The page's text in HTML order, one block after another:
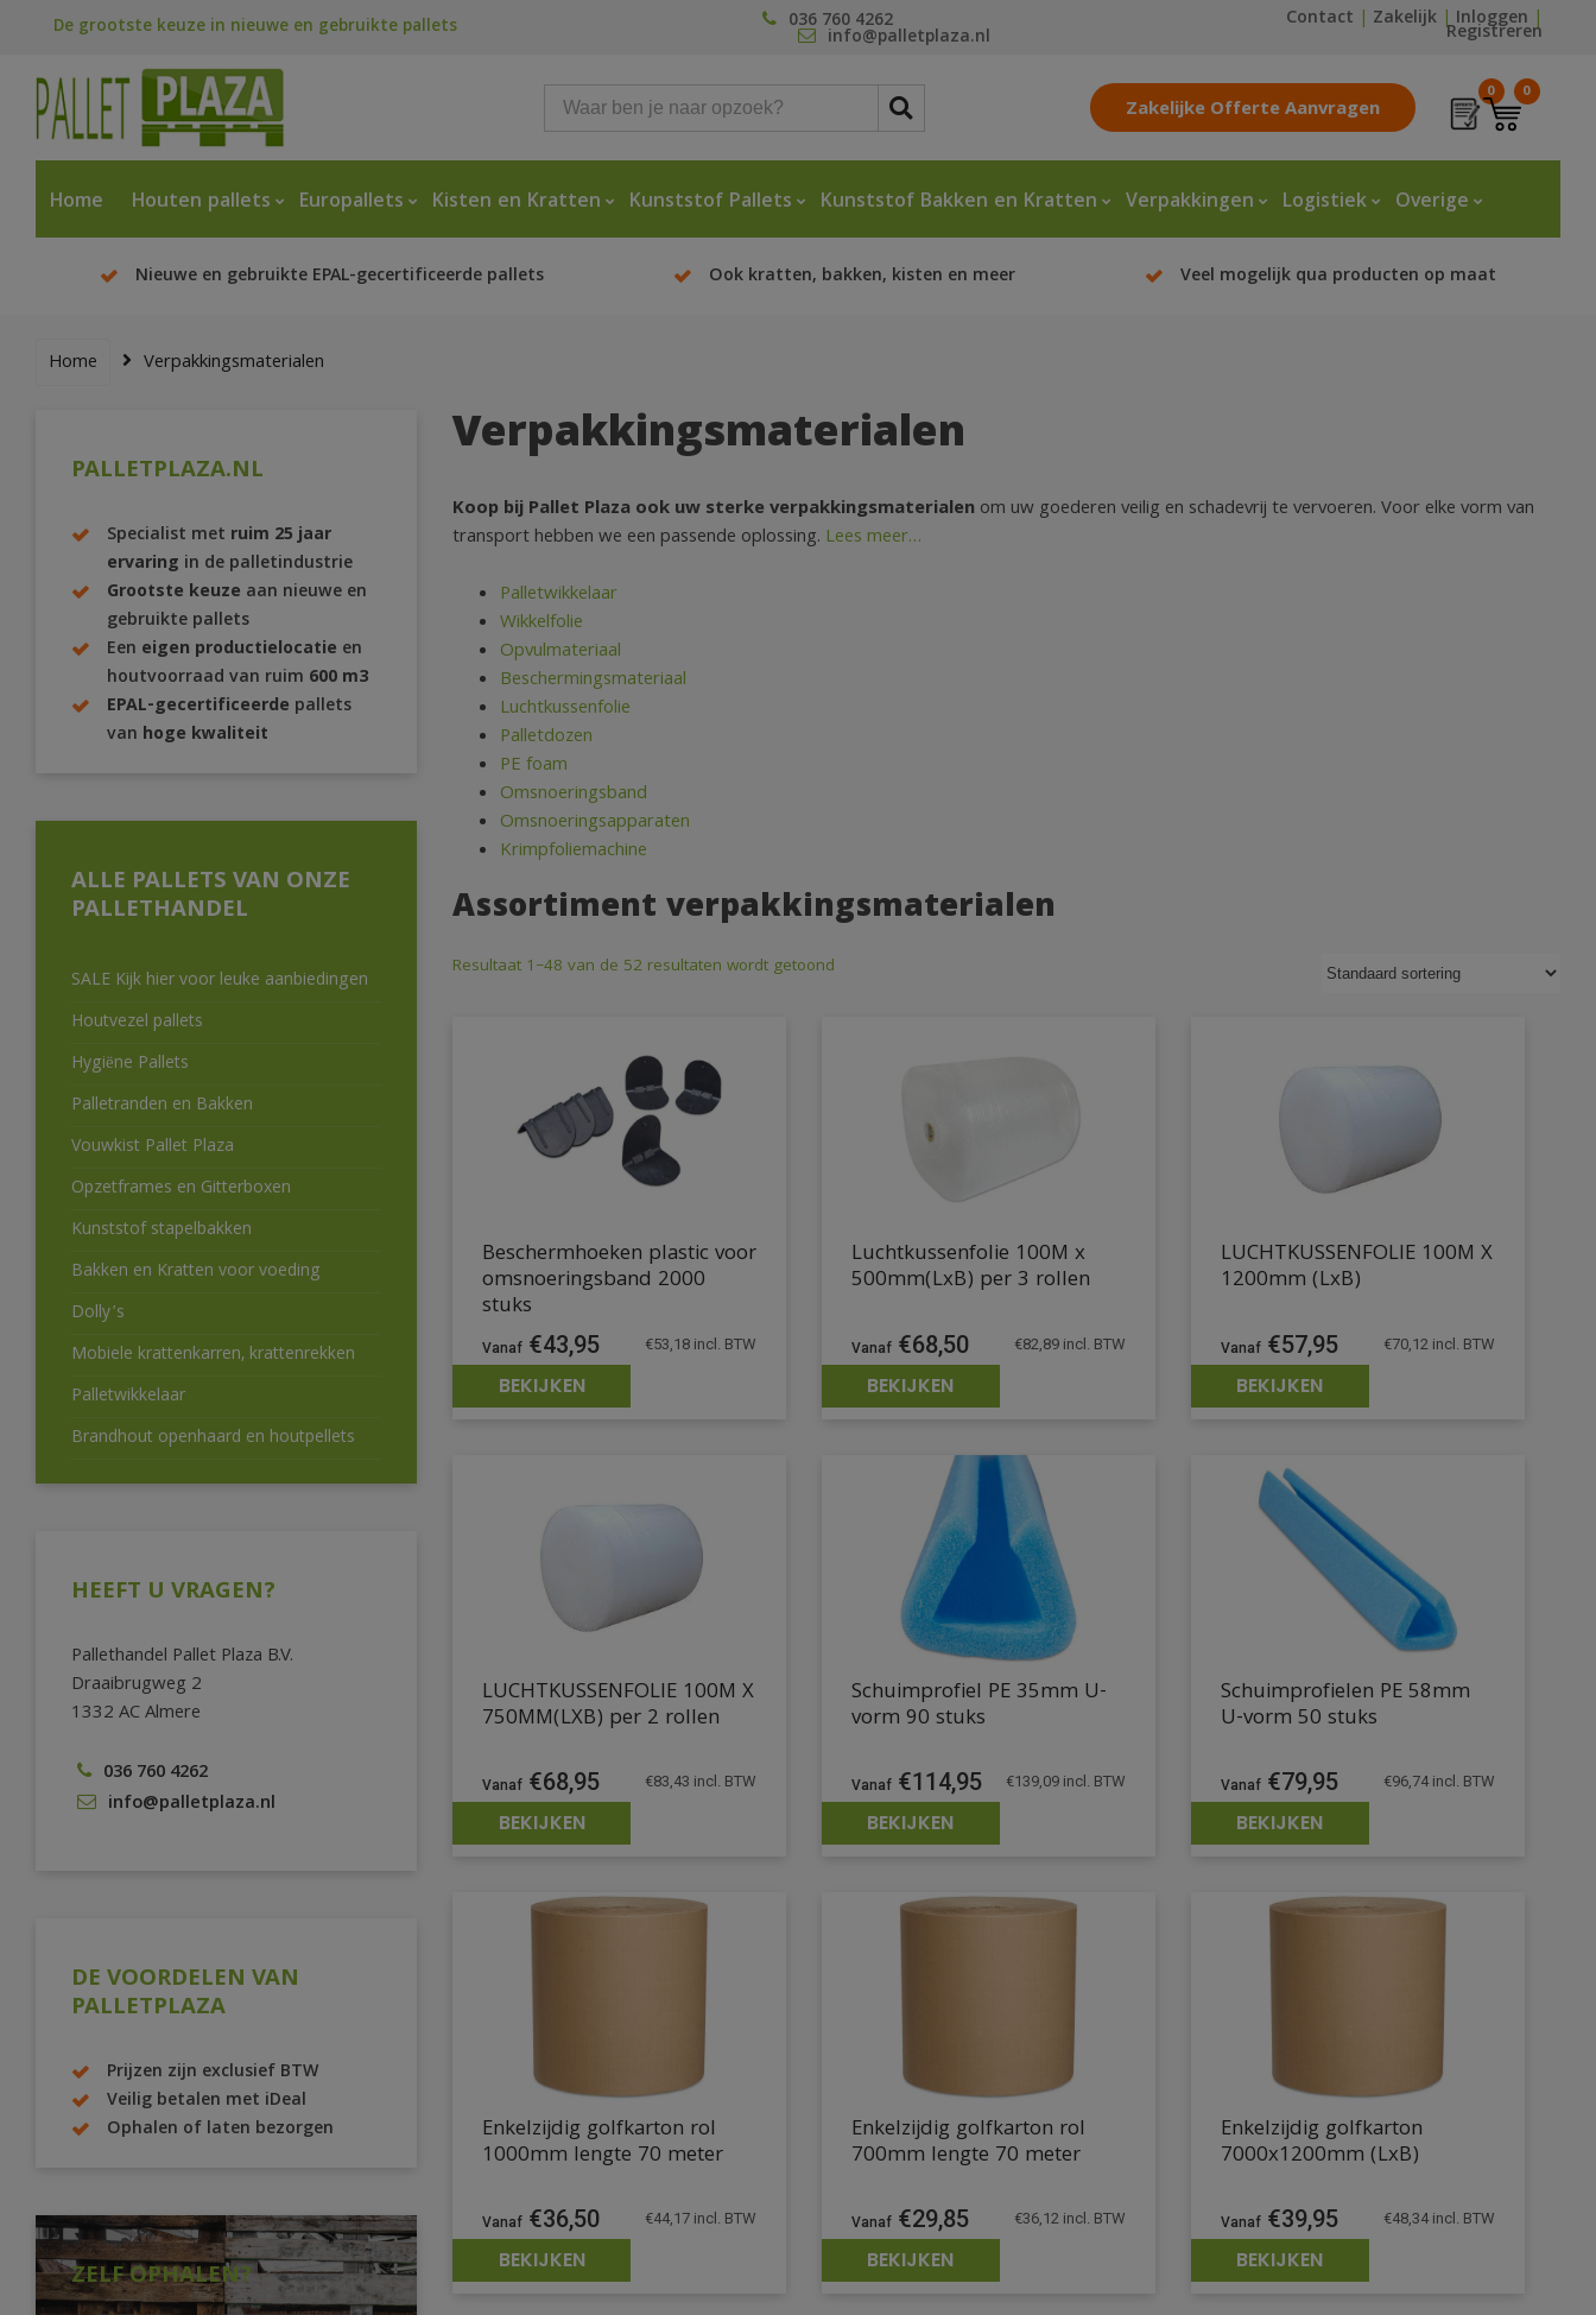
De grootste keuze in nieuwe en gebruikte pallets 036 760 4262
info@palletplaza.nl
Contact | Zakelijk |Inloggen |
Registreren
Zakelijke Offerte Aanvragen
0 0
Home Houten pallets Europallets Kisten en Kratten Kunststof Pallets Kunststof Bakken en Kratten Verpakkingen Logistiek Overige
Nieuwe en gebruikte EPAL-gecertificeerde pallets Ook kratten, bakken, kisten en meer Veel mogelijk qua producten op maat
Home Verpakkingsmaterialen
PALLETPLAZA.NL
Specialist met ruim 25 jaar
ervaring in de palletindustrie
Grootste keuze aan nieuwe en
gebruikte pallets
Een eigen productielocatie en
houtvoorraad van ruim 600 m3
EPAL-gecertificeerde pallets
van hoge kwaliteit
ALLE PALLETS VAN ONZE
PALLETHANDEL
SALE Kijk hier voor leuke aanbiedingen
Houtvezel pallets
Hygiëne Pallets
Palletranden en Bakken
Vouwkist Pallet Plaza
Opzetframes en Gitterboxen
Kunststof stapelbakken
Bakken en Kratten voor voeding
Dolly’s
Mobiele krattenkarren, krattenrekken
Palletwikkelaar
Brandhout openhaard en houtpellets
HEEFT U VRAGEN?
Pallethandel Pallet Plaza B.V.
Draaibrugweg 2
1332 AC Almere
036 760 4262
info@palletplaza.nl
DE VOORDELEN VAN
PALLETPLAZA
Prijzen zijn exclusief BTW
Veilig betalen met iDeal
Ophalen of laten bezorgen
ZELF OPHALEN?
Verpakkingsmaterialen
Koop bij Pallet Plaza ook uw sterke verpakkingsmaterialenom uw goederen veilig en schadevrij te vervoeren. Voor elke vorm van
transport hebben we een passende oplossing. Lees meer…
Palletwikkelaar
Wikkelfolie
Opvulmateriaal
Beschermingsmateriaal
Luchtkussenfolie
Palletdozen
PE foam
Omsnoeringsband
Omsnoeringsapparaten
Krimpfoliemachine
Assortiment verpakkingsmaterialen
Resultaat 1–48 van de 52 resultaten wordt getoond
Beschermhoeken plastic voor
omsnoeringsband 2000
stuks
€43,95 €53,18incl. BTW
BEKIJKEN
Luchtkussenfolie 100M x
500mm(LxB) per 3 rollen
€68,50 €82,89incl. BTW
BEKIJKEN
LUCHTKUSSENFOLIE 100M X
1200mm (LxB)
€57,95 €70,12 incl. BTW
BEKIJKEN
LUCHTKUSSENFOLIE 100M X
750MM(LXB) per 2 rollen
€68,95 €83,43 incl. BTW
BEKIJKEN
Schuimprofiel PE 35mm U-
vorm 90 stuks
€114,95 €139,09incl. BTW
BEKIJKEN
Schuimprofielen PE 58mm
U-vorm 50 stuks
€79,95 €96,74incl. BTW
BEKIJKEN
Enkelzijdig golfkarton rol
1000mm lengte 70 meter
€36,50 €44,17incl. BTW
BEKIJKEN
Enkelzijdig golfkarton rol
700mm lengte 70 meter
€29,85 €36,12 incl. BTW
BEKIJKEN
Enkelzijdig golfkarton
7000x1200mm (LxB)
€39,95 €48,34incl. BTW
BEKIJKEN